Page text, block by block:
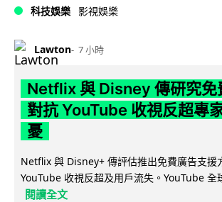
科技娛樂 影視娛樂
Lawton 7 小時
Netflix 與 Disney 傳研究免
對抗 YouTube 收視反超專
憂
Netflix 與 Disney+ 傳評估推出免費廣告支援
YouTube 收視反超及用戶流失。YouTube 全
閱讀全文